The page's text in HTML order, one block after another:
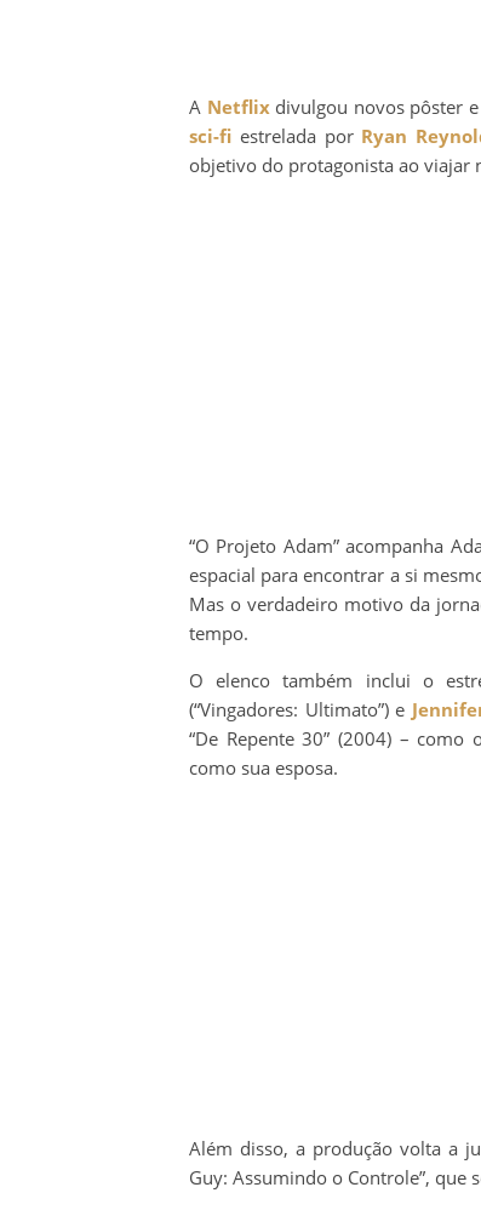
A Netflixdivulgou novos pôster
sci-fi estrelada por Ryan
objetivo do protagonista ao viajar
“O Projeto Adam” acompanha
espacial para encontrar a si
Mas o verdadeiro motivo da
tempo.
O elenco também inclui o
(“Vingadores: Ultimato”) e
“De Repente 30” (2004) –
como sua esposa.
Além disso, a produção volta a
Guy: Assumindo o Controle”, que